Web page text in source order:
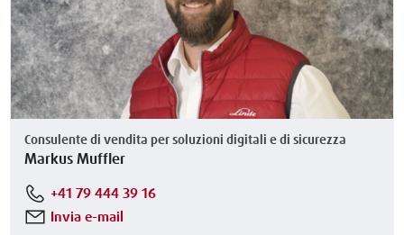
Consulente di vendita per soluzioni digitali e di sicurezza
Markus Muffler
+41 79 444 39 16
Invia e-mail